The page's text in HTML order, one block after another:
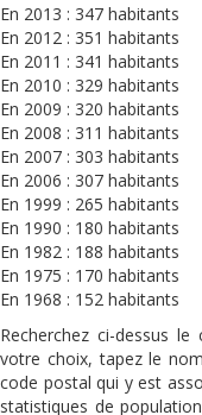
En 2013 : 347 habitants
En 2012 : 351 habitants
En 2011 : 341 habitants
En 2010 : 329 habitants
En 2009 : 320 habitants
En 2008 : 311 habitants
En 2007 : 303 habitants
En 2006 : 307 habitants
En 1999 : 265 habitants
En 1990 : 180 habitants
En 1982 : 188 habitants
En 1975 : 170 habitants
En 1968 : 152 habitants
Recherchez ci-dessus
votre choix, tapez le
code postal qui y est
statistiques de